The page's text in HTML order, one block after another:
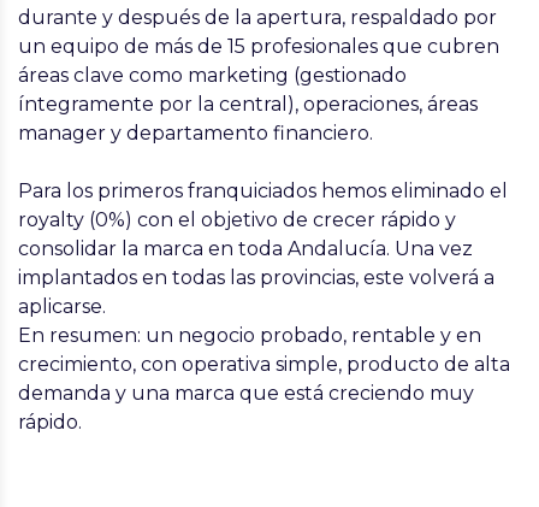
durante y después de la apertura, respaldado por
un equipo de más de 15 profesionales que cubren
áreas clave como marketing (gestionado
íntegramente por la central), operaciones, áreas
manager y departamento financiero.
Para los primeros franquiciados hemos eliminado el
royalty (0%) con el objetivo de crecer rápido y
consolidar la marca en toda Andalucía. Una vez
implantados en todas las provincias, este volverá a
aplicarse.
En resumen: un negocio probado, rentable y en
crecimiento, con operativa simple, producto de alta
demanda y una marca que está creciendo muy
rápido.